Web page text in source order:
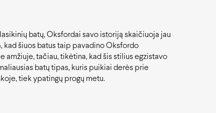
batų, Oksfordai savo istoriją skaičiuoja jau
kad šiuos batus taip pavadino Oksfordo
amžiuje, tačiau, tikėtina, kad šis stilius egzistavo
batų tipas, kuris puikiai derės prie
tiek ypatingų progų metu.